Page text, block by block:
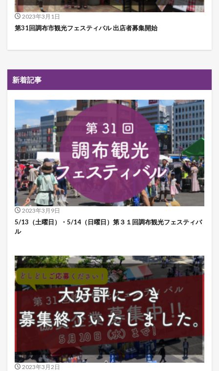
2023年3月1日
第31回調布市観光フェスティバル 出店者募集開始
新着記事
2023年3月9日
5/13（土曜日）・5/14（日曜日）第３１回調布観光フェスティバ
ル
2023年3月2日